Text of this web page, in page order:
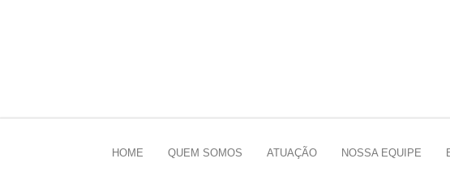
HOME QUEM SOMOS ATUAÇÃO NOSSA EQUIPE